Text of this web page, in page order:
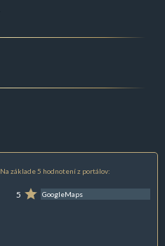
Na základe 5 hodnotení z portálov:
5 GoogleMaps